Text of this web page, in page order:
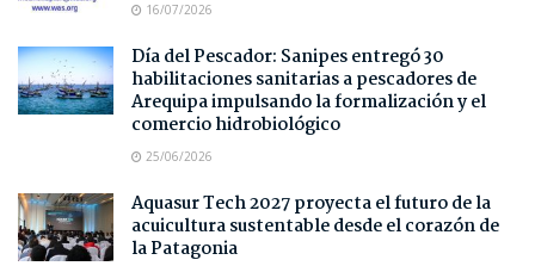
16/07/2026
Día del Pescador: Sanipes entregó 30
habilitaciones sanitarias a pescadores de
Arequipa impulsando la formalización y el
comercio hidrobiológico
25/06/2026
Aquasur Tech 2027 proyecta el futuro de la
acuicultura sustentable desde el corazón de
la Patagonia